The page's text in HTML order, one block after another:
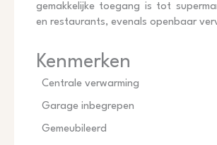
gemakkelijke toegang is tot
en restaurants, evenals openbaar
Kenmerken
Centrale verwarming
Garage inbegrepen
Gemeubileerd